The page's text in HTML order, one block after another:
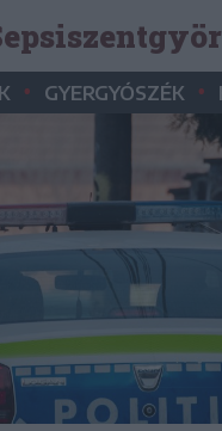
• GYERGYÓSZÉK •